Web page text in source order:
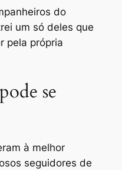
do
pela própria
se
à melhor
seguidores de